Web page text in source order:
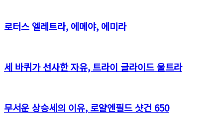
로터스 엘레트라, 에메야, 에미라
세 바퀴가 선사한 자유, 트라이 글라이드 울트라
무서운 상승세의 이유, 로얄엔필드 샷건 650